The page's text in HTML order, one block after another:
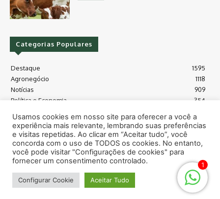
Categorias Populares
Destaque
1595
Agronegócio
1118
Notícias
909
Política e Economia
354
Máquinas e Tecnologia
128
Grãos - soja e milho
Meio Ambiente
115
© Todos os direitos reservados safras.news
Política de privacidade
1
Usamos cookies em nosso site para oferecer a você a
experiência mais relevante, lembrando suas preferências
e visitas repetidas. Ao clicar em “Aceitar tudo”, você
concorda com o uso de TODOS os cookies. No entanto,
você pode visitar "Configurações de cookies" para
fornecer um consentimento controlado.
Configurar Cookie Aceitar Tudo